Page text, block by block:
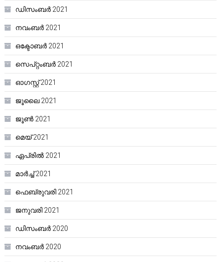
ഡിസംബർ 2021
നവംബർ 2021
ഒക്ടോബർ 2021
സെപ്റ്റംബർ 2021
ഓഗസ്റ്റ്‌ 2021
ജൂലൈ 2021
ജൂൺ 2021
മെയ്‌ 2021
ഏപ്രിൽ 2021
മാർച്ച്‌ 2021
ഫെബ്രുവരി 2021
ജനുവരി 2021
ഡിസംബർ 2020
നവംബർ 2020